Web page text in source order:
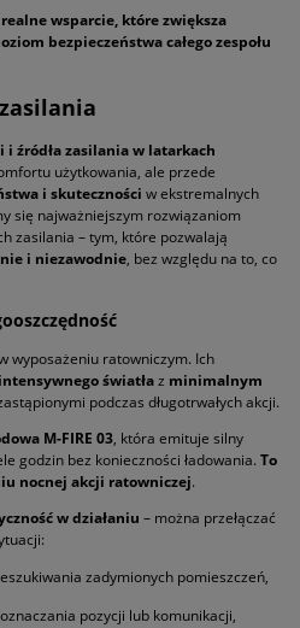
wsparcie, które zwiększa
bezpieczeństwa całego zespołu
źródła zasilania w latarkach
użytkowania, ale przede
i skuteczności w ekstremalnych
się najważniejszym rozwiązaniom
zasilania – tym, które pozwalają
i niezawodnie, bez względu na to, co
wyposażeniu ratowniczym. Ich
intensywnego światłaz minimalnym
podczas długotrwałych akcji.
M-FIRE 03, która emituje silny
godzin bez konieczności ładowania. To
nocnej akcji ratowniczej.
w działaniu – można przełączać
zadymionych pomieszczeń,
pozycji lub komunikacji,